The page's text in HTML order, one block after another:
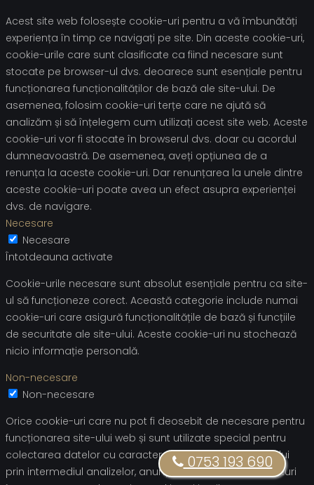
0753 193 690
Acest site web folosește cookie-uri pentru a vă îmbunătăți
experiența în timp ce navigați pe site. Din aceste cookie-uri,
cookie-urile care sunt clasificate ca fiind necesare sunt
stocate pe browser-ul dvs. deoarece sunt esențiale pentru
funcționarea funcționalităților de bază ale site-ului. De
asemenea, folosim cookie-uri terțe care ne ajută să
analizăm și să înțelegem cum utilizați acest site web. Aceste
cookie-uri vor fi stocate în browserul dvs. doar cu acordul
dumneavoastră. De asemenea, aveți opțiunea de a
renunța la aceste cookie-uri. Dar renunțarea la unele dintre
aceste cookie-uri poate avea un efect asupra experienței
dvs. de navigare.
Necesare
Necesare
Întotdeauna activate
Cookie-urile necesare sunt absolut esențiale pentru ca site-
ul să funcționeze corect. Această categorie include numai
cookie-uri care asigură funcționalitățile de bază și funcțiile
de securitate ale site-ului. Aceste cookie-uri nu stochează
nicio informație personală.
Non-necesare
Non-necesare
Orice cookie-uri care nu pot fi deosebit de necesare pentru
funcționarea site-ului web și sunt utilizate special pentru
colectarea datelor cu caracter personal ale utilizatorului
prin intermediul analizelor, anunțurilor și al altor conținuturi